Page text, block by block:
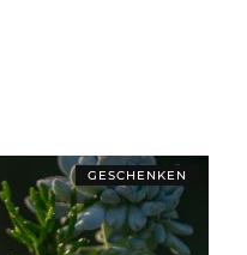
GESCHENKEN